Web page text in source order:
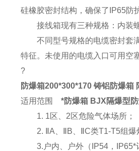
硅橡胶密封结构，确保了IP65
接线箱现有三种规格：内装螺
不同型号规格的电缆密封套满
特征。未使用的电缆入口可用空
?
防爆箱200*300*170 铸铝防爆箱
适用范围 *防爆箱 BJX隔爆型
1. 1区、2区危险气体场所；
2. ⅡA、ⅡB、ⅡC类T1-T5组爆
3.户内、户外（IP54，IP65*